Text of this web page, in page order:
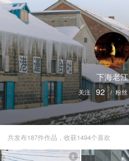
下海老江
关注 92 / 粉丝
共发布187件作品，收获1494个喜欢
8